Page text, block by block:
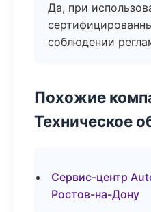
Да, при
соблюдении
Похожие
Техническое
Сервис-центр
Ростов-на-Дону